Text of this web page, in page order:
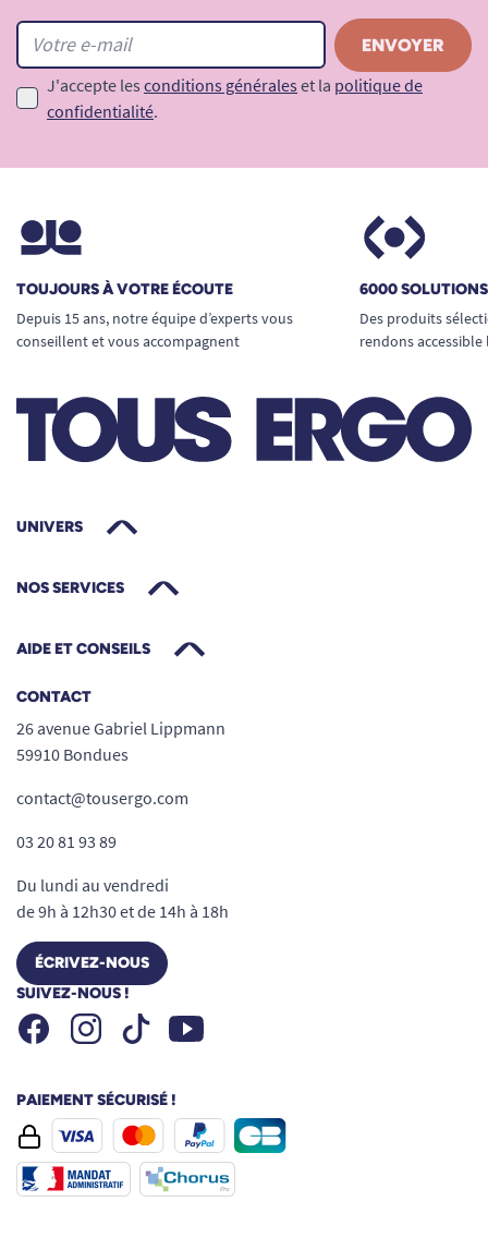
J'accepte les conditions générales et la politique de
confidentialité.
TOUJOURS À VOTRE ÉCOUTE
Depuis 15 ans, notre équipe d’experts vous
conseillent et vous accompagnent
6000
Des produits
rendons
UNIVERS
NOS SERVICES
AIDE ET CONSEILS
CONTACT
26 avenue Gabriel Lippmann
59910 Bondues
contact@tousergo.com
03 20 81 93 89
Du lundi au vendredi
de 9h à 12h30 et de 14h à 18h
ÉCRIVEZ-NOUS
SUIVEZ-NOUS !
FacebookInstagramTiktok Youtube
PAIEMENT SÉCURISÉ !